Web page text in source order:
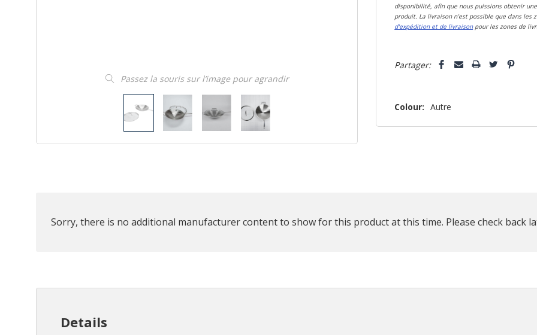
Passez la souris sur l’image pour agrandir
disponibilité, afin que nous puissions obtenir
produit. La livraison n'est possible que dans les
d'expédition et de livraisonpour les zones de
vous!
Partager:
Colour: Autre
Sorry, there is no additional manufacturer content to show for this product at this time. Please check back
Details